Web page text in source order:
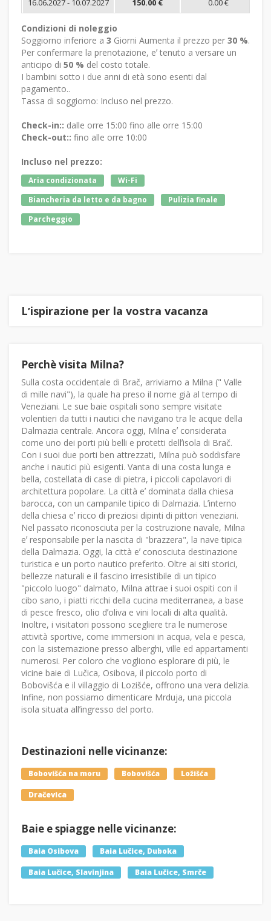
16.06.2027 - 10.07.2027 150.00 € 0.00 €
Condizioni di noleggio
Soggiorno inferiore a 3 Giorni Aumenta il prezzo per 30 %.
Per confermare la prenotazione, eʼ tenuto a versare un
anticipo di 50 % del costo totale.
I bambini sotto i due anni di età sono esenti dal
pagamento..
Tassa di soggiorno: Incluso nel prezzo.
Check-in:: dalle orre 15:00 fino alle orre 15:00
Check-out:: fino alle orre 10:00
Incluso nel prezzo:
Aria condizionata
Wi-Fi
Biancheria da letto e da bagno
Pulizia finale
Parcheggio
Lʼispirazione per la vostra vacanza
Perchè visita Milna?
Sulla costa occidentale di Brač, arriviamo a Milna (" Valle
di mille navi"), la quale ha preso il nome già al tempo di
Veneziani. Le sue baie ospitali sono sempre visitate
volentieri da tutti i nautici che navigano tra le acque della
Dalmazia centrale. Ancora oggi, Milna eʼ considerata
come uno dei porti più belli e protetti dellʼisola di Brač.
Con i suoi due porti ben attrezzati, Milna può soddisfare
anche i nautici più esigenti. Vanta di una costa lunga e
bella, costellata di case di pietra, i piccoli capolavori di
architettura popolare. La città eʼ dominata dalla chiesa
barocca, con un campanile tipico di Dalmazia. Lʼinterno
della chiesa eʼ ricco di preziosi dipinti di pittori veneziani.
Nel passato riconosciuta per la costruzione navale, Milna
eʼ responsabile per la nascita di "brazzera", la nave tipica
della Dalmazia. Oggi, la città eʼ conosciuta destinazione
turistica e un porto nautico preferito. Oltre ai siti storici,
bellezze naturali e il fascino irresistibile di un tipico
"piccolo luogo" dalmato, Milna attrae i suoi ospiti con il
cibo sano, i piatti ricchi della cucina mediterranea, a base
di pesce fresco, olio dʼoliva e vini locali di alta qualità.
Inoltre, i visitatori possono scegliere tra le numerose
attività sportive, come immersioni in acqua, vela e pesca,
con la sistemazione presso alberghi, ville ed appartamenti
numerosi. Per coloro che vogliono esplorare di più, le
vicine baie di Lučica, Osibova, il piccolo porto di
Bobovišća e il villaggio di Lozišće, offrono una vera delizia.
Infine, non possiamo dimenticare Mrduja, una piccola
isola situata allʼingresso del porto.
Destinazioni nelle vicinanze:
Bobovišća na moru Bobovišća Ložišća
Dračevica
Baie e spiagge nelle vicinanze:
Baia Osibova Baia Lučice, Duboka
Baia Lučice, Slavinjina Baia Lučice, Smrče